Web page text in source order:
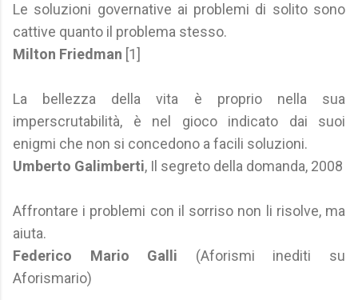
Le soluzioni governative ai problemi di solito sono
cattive quanto il problema stesso.
Milton Friedman [1]
La bellezza della vita è proprio nella sua
imperscrutabilità, è nel gioco indicato dai suoi
enigmi che non si concedono a facili soluzioni.
Umberto Galimberti, Il segreto della domanda, 2008
Affrontare i problemi con il sorriso non li risolve, ma
aiuta.
Federico Mario Galli (Aforismi inediti su
Aforismario)